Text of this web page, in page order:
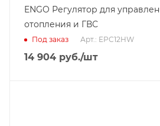
ENGO Регулятор для
отопления и ГВС
Под заказ Арт.: EPC12HW
14 904 руб./шт